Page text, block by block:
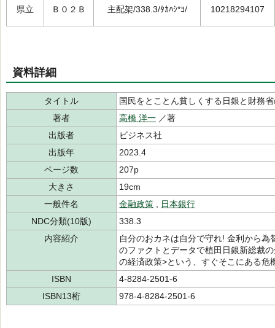
県立 Ｂ０２Ｂ 主配架/338.3/ﾀｶﾊｼ*ﾖ/ 10218294107
資料詳細
タイトル
国民をとことん貧しくする日銀と財務
著者
高橋 洋一 ／著
出版者
ビジネス社
出版年
2023.4
ページ数
207p
大きさ
19cm
一般件名
金融政策
日本銀行
NDC分類(10版)
338.3
内容紹介
自分のおカネは自分で守れ! 金利から
のファクトとデータで植田日銀新総裁
の経済政策>という、すぐそこにある危
ISBN
4-8284-2501-6
ISBN13桁
978-4-8284-2501-6